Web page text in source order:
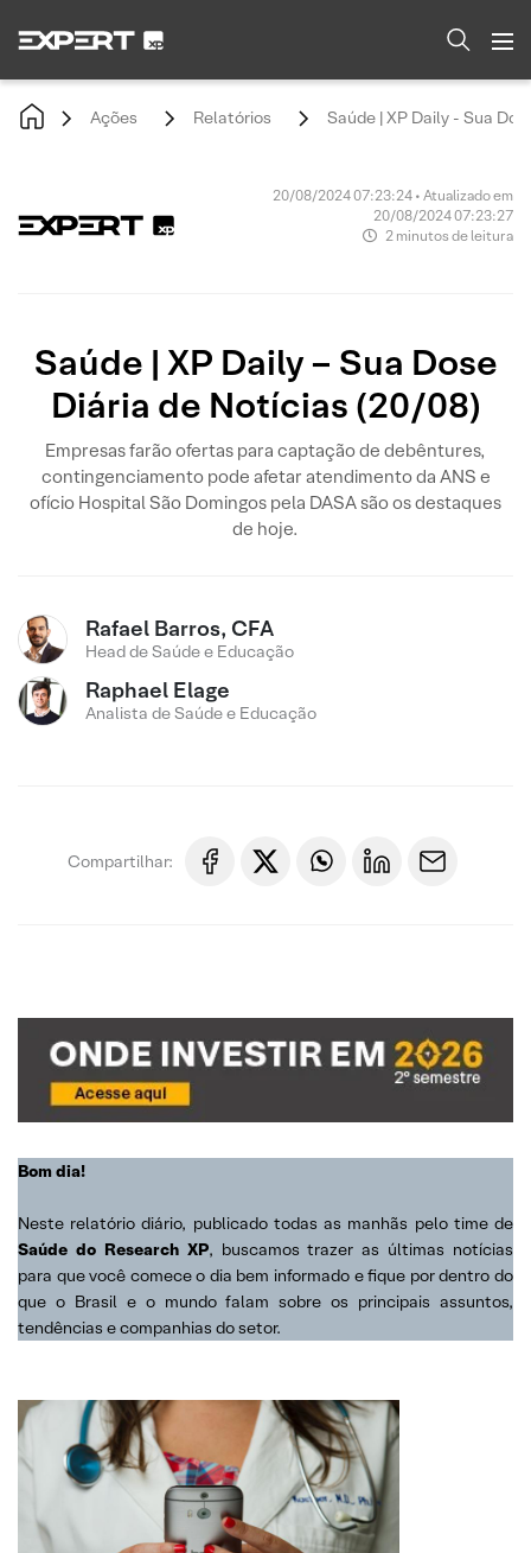
Ações Relatórios Saúde | XP Daily - Sua
20/08/2024 07:23:24 • Atualizado em
20/08/2024 07:23:27
2 minutos de leitura
Saúde | XP Daily – Sua Dose
Diária de Notícias (20/08)
Empresas farão ofertas para captação de debêntures,
contingenciamento pode afetar atendimento da ANS e
ofício Hospital São Domingos pela DASA são os destaques
de hoje.
Rafael Barros, CFA
Head de Saúde e Educação
Raphael Elage
Analista de Saúde e Educação
Compartilhar:
Bom dia!
Neste relatório diário, publicado todas as manhãs pelo time de
Saúde do Research XP, buscamos trazer as últimas notícias
para que você comece o dia bem informado e fique por dentro do
que o Brasil e o mundo falam sobre os principais assuntos,
tendências e companhias do setor.